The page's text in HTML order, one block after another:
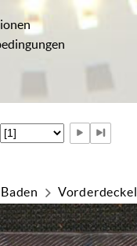
Vorderdeckel